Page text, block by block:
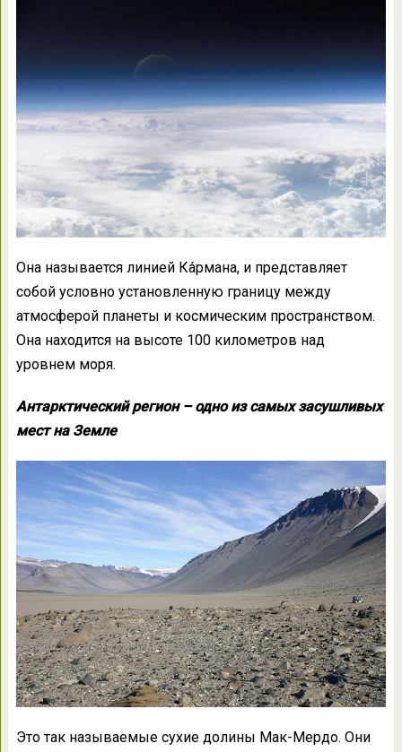
Она называется линией Ка́рмана, и представляет
собой условно установленную границу между
атмосферой планеты и космическим пространством.
Она находится на высоте 100 километров над
уровнем моря.
Антарктический регион – одно из самых засушливых
мест на Земле
Это так называемые сухие долины Мак-Мердо. Они